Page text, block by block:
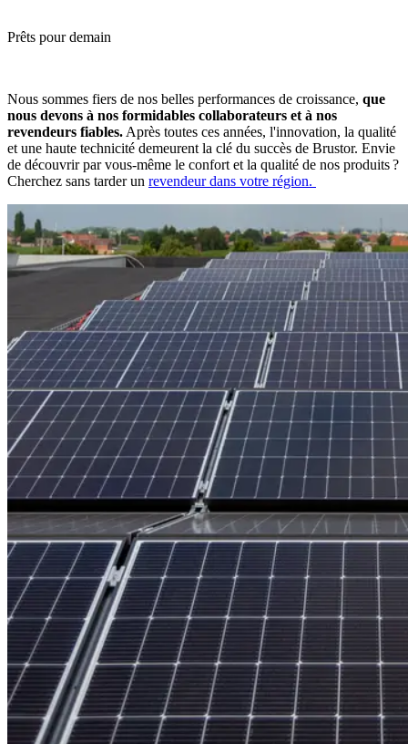
Prêts pour demain
Nous sommes fiers de nos belles performances de croissance, que
nous devons à nos formidables collaborateurs et à nos
revendeurs fiables.Après toutes ces années, l'innovation, la qualité
et une haute technicité demeurent la clé du succès de Brustor. Envie
de découvrir par vous-même le confort et la qualité de nos produits ?
Cherchez sans tarder un revendeur dans votre région.